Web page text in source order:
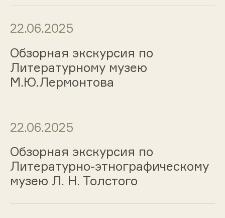
22.06.2025
Обзорная экскурсия по
Литературному музею
М.Ю.Лермонтова
22.06.2025
Обзорная экскурсия по
Литературно-этнографическому
музею Л. Н. Толстого